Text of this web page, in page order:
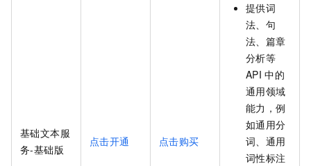
基础文本服
务-基础版
点击开通 点击购买
提供词
法、句
法、篇章
分析等
API 中的
通用领域
能力，例
如通用分
词、通用
词性标注